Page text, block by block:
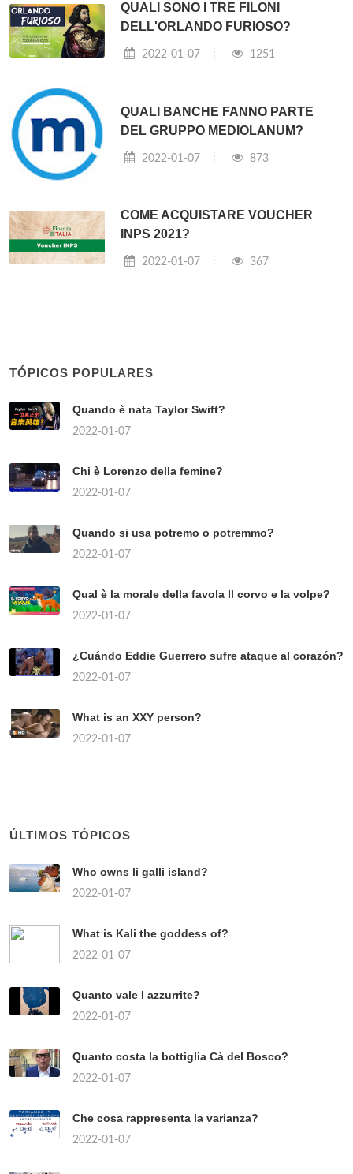
QUALI SONO I TRE FILONI
DELL'ORLANDO FURIOSO?
2022-01-07 1251
QUALI BANCHE FANNO PARTE
DEL GRUPPO MEDIOLANUM?
2022-01-07 873
COME ACQUISTARE VOUCHER
INPS 2021?
2022-01-07 367
TÓPICOS POPULARES
Quando è nata Taylor Swift?
2022-01-07
Chi è Lorenzo della femine?
2022-01-07
Quando si usa potremo o potremmo?
2022-01-07
Qual è la morale della favola Il corvo e la volpe?
2022-01-07
¿Cuándo Eddie Guerrero sufre ataque al corazón?
2022-01-07
What is an XXY person?
2022-01-07
ÚLTIMOS TÓPICOS
Who owns li galli island?
2022-01-07
What is Kali the goddess of?
2022-01-07
Quanto vale l azzurrite?
2022-01-07
Quanto costa la bottiglia Cà del Bosco?
2022-01-07
Che cosa rappresenta la varianza?
2022-01-07